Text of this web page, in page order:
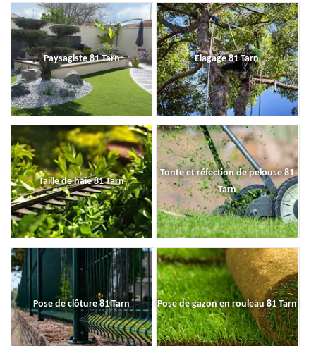
Paysagiste 81 Tarn Elagage 81 Tarn
Taille de haie 81 Tarn
Tonte et réfection de pelouse 81
Tarn
Pose de clôture 81 Tarn Pose de gazon en rouleau 81 Tarn